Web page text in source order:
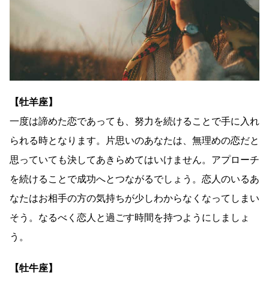
【牡羊座】
一度は諦めた恋であっても、努力を続けることで手に入れ
られる時となります。片思いのあなたは、無理めの恋だと
思っていても決してあきらめてはいけません。アプローチ
を続けることで成功へとつながるでしょう。恋人のいるあ
なたはお相手の方の気持ちが少しわからなくなってしまい
そう。なるべく恋人と過ごす時間を持つようにしましょ
う。
【牡牛座】